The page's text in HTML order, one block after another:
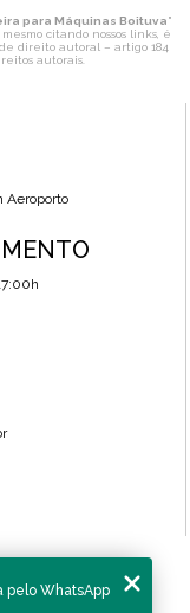
para Máquinas Boituva"
citando nossos links, é
direito autoral – artigo 184
autorais.
Aeroporto
pelo WhatsApp